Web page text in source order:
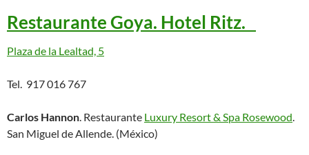
Restaurante Goya. Hotel Ritz.
Plaza de la Lealtad, 5
Tel. 917 016 767
Carlos Hannon. Restaurante Luxury Resort & Spa Rosewood.
San Miguel de Allende. (México)